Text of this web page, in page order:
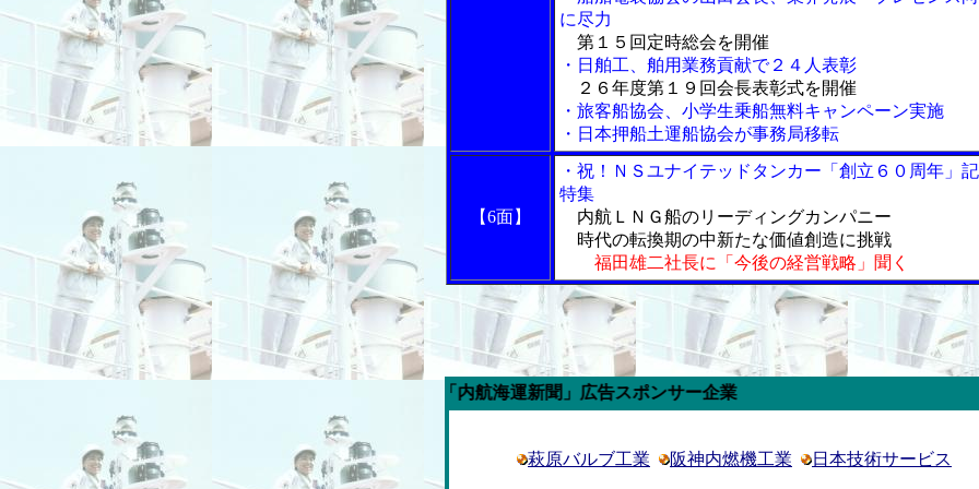
に尽力
第１５回定時総会を開催
・日舶工、舶用業務貢献で２４人表彰
２６年度第１９回会長表彰式を開催
・旅客船協会、小学生乗船無料キャンペーン実施
・日本押船土運船協会が事務局移転
【6面】
・祝！ＮＳユナイテッドタンカー「創立６０周年」
特集
内航ＬＮＧ船のリーディングカンパニー
時代の転換期の中新たな価値創造に挑戦
福田雄二社長に「今後の経営戦略」聞く
今週の「内航海運新聞」広告スポンサー企業
萩原バルブ工業 阪神内燃機工業 日本技術サービス